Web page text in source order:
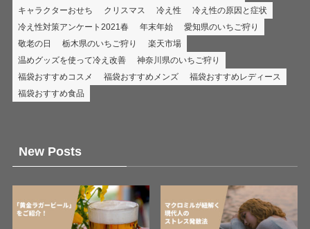
キャラクターおせち
クリスマス 冷え性
冷え性の原因と症状
冷え性対策アンケート2021春
年末年始
愛知県のいちご狩り
敬老の日
栃木県のいちご狩り
楽天市場
温めグッズを使って冷え改善
神奈川県のいちご狩り
福袋おすすめコスメ
福袋おすすめメンズ
福袋おすすめレディース
福袋おすすめ食品
New Posts